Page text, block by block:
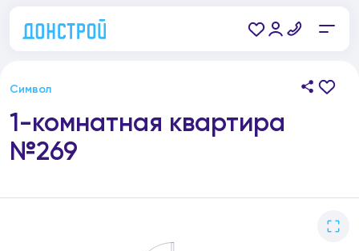
Символ
1-комнатная квартира
№269